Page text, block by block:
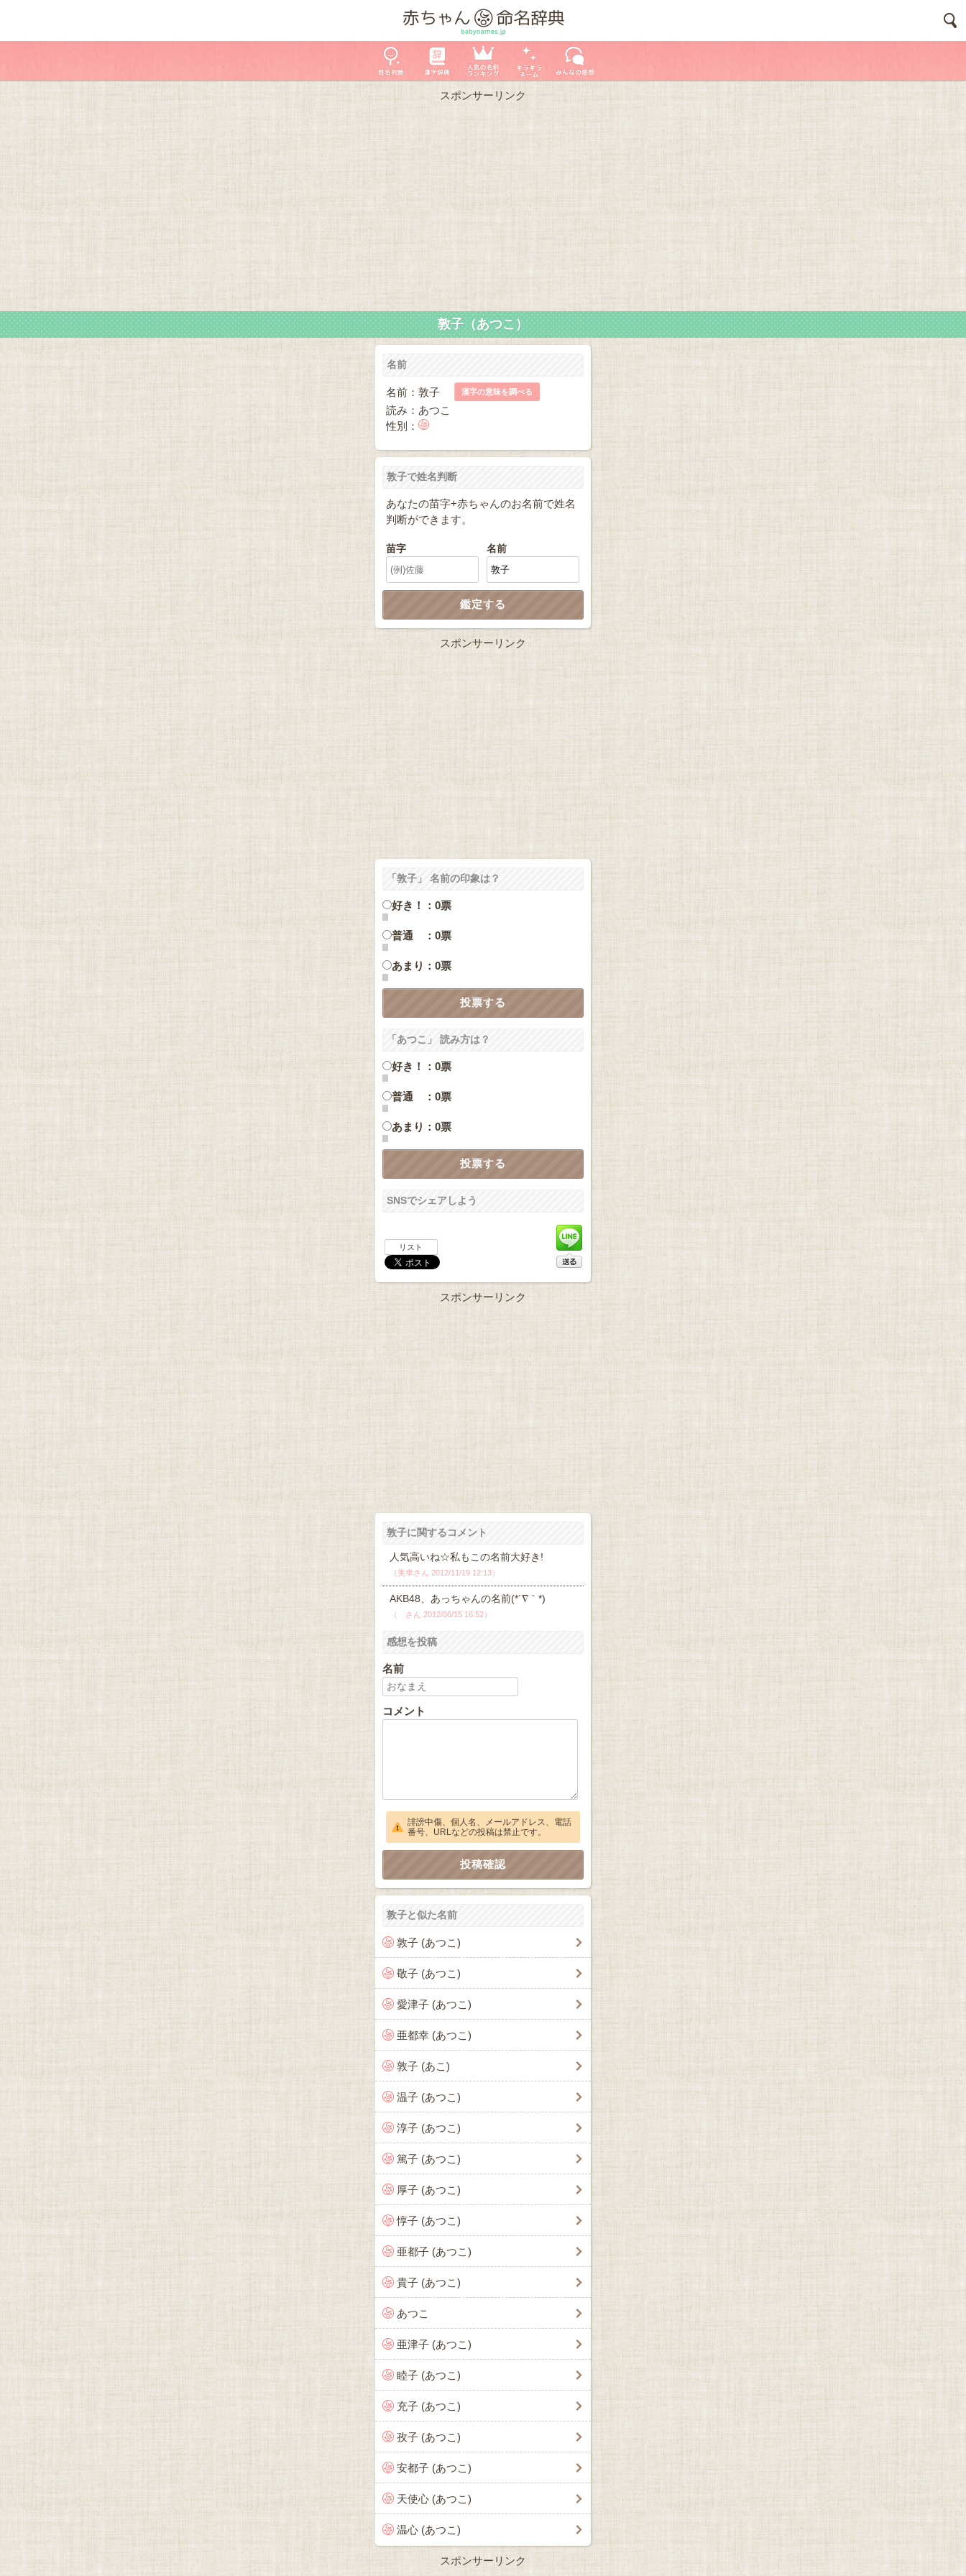
スポンサーリンク
敦子（あつこ）
名前
名前：敦子 漢字の意味を調べる
読み：あつこ
性別：
敦子で姓名判断
あなたの苗字+赤ちゃんのお名前で姓名
判断ができます。
苗字 名前
スポンサーリンク
「敦子」 名前の印象は？
好き！：0票
普通 ：0票
あまり：0票
「あつこ」 読み方は？
好き！：0票
普通 ：0票
あまり：0票
SNSでシェアしよう
リスト
スポンサーリンク
敦子に関するコメント
人気高いね☆私もこの名前大好き!
（美幸さん 2012/11/19 12:13）
AKB48、あっちゃんの名前(*´∇｀*)
（ さん 2012/06/15 16:52）
感想を投稿
名前
コメント
誹謗中傷、個人名、メールアドレス、電話
番号、URLなどの投稿は禁止です。
敦子と似た名前
敦子 (あつこ)
敬子 (あつこ)
愛津子 (あつこ)
亜都幸 (あつこ)
敦子 (あこ)
温子 (あつこ)
淳子 (あつこ)
篤子 (あつこ)
厚子 (あつこ)
惇子 (あつこ)
亜都子 (あつこ)
貴子 (あつこ)
あつこ
亜津子 (あつこ)
睦子 (あつこ)
充子 (あつこ)
孜子 (あつこ)
安都子 (あつこ)
天使心 (あつこ)
温心 (あつこ)
スポンサーリンク